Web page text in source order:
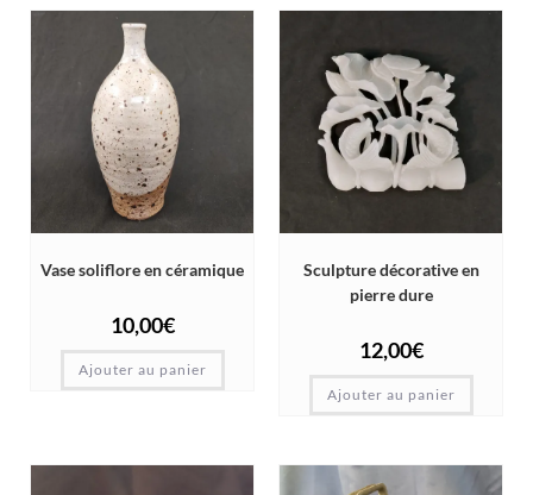
Vase soliflore en céramique
10,00€
Ajouter au panier
Sculpture décorative en
pierre dure
12,00€
Ajouter au panier